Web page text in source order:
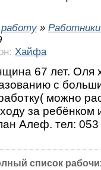
»
Хайфа
67 лет. Оля
с
можно
за
Алеф. тел:
список